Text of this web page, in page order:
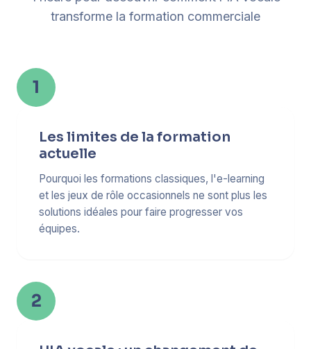
transforme la formation commerciale
1
Les limites de la formation
actuelle
Pourquoi les formations classiques, l'e-learning
et les jeux de rôle occasionnels ne sont plus les
solutions idéales pour faire progresser vos
équipes.
2